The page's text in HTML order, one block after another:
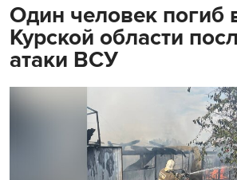
Один человек погиб
Курской области
атаки ВСУ